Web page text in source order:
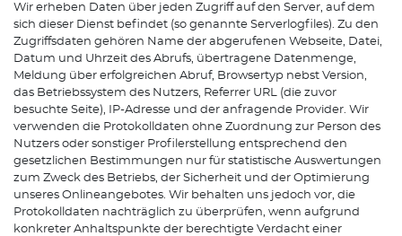
Wir erheben Daten über jeden Zugriff auf den Server, auf dem
sich dieser Dienst befindet (so genannte Serverlogfiles). Zu den
Zugriffsdaten gehören Name der abgerufenen Webseite, Datei,
Datum und Uhrzeit des Abrufs, übertragene Datenmenge,
Meldung über erfolgreichen Abruf, Browsertyp nebst Version,
das Betriebssystem des Nutzers, Referrer URL (die zuvor
besuchte Seite), IP-Adresse und der anfragende Provider. Wir
verwenden die Protokolldaten ohne Zuordnung zur Person des
Nutzers oder sonstiger Profilerstellung entsprechend den
gesetzlichen Bestimmungen nur für statistische Auswertungen
zum Zweck des Betriebs, der Sicherheit und der Optimierung
unseres Onlineangebotes. Wir behalten uns jedoch vor, die
Protokolldaten nachträglich zu überprüfen, wenn aufgrund
konkreter Anhaltspunkte der berechtigte Verdacht einer